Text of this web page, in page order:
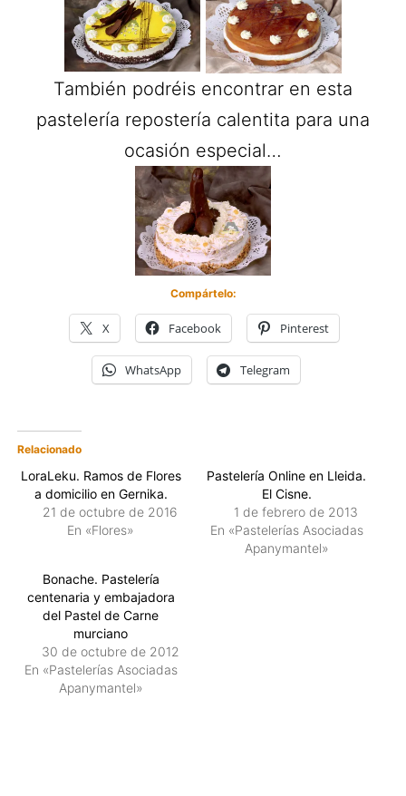
También podréis encontrar en esta
pastelería repostería calentita para una
ocasión especial…
Compártelo:
X Facebook Pinterest
WhatsApp Telegram
Relacionado
LoraLeku. Ramos de Flores
a domicilio en Gernika.
21 de octubre de 2016
En «Flores»
Pastelería Online en Lleida.
El Cisne.
1 de febrero de 2013
En «Pastelerías Asociadas
Apanymantel»
Bonache. Pastelería
centenaria y embajadora
del Pastel de Carne
murciano
30 de octubre de 2012
En «Pastelerías Asociadas
Apanymantel»